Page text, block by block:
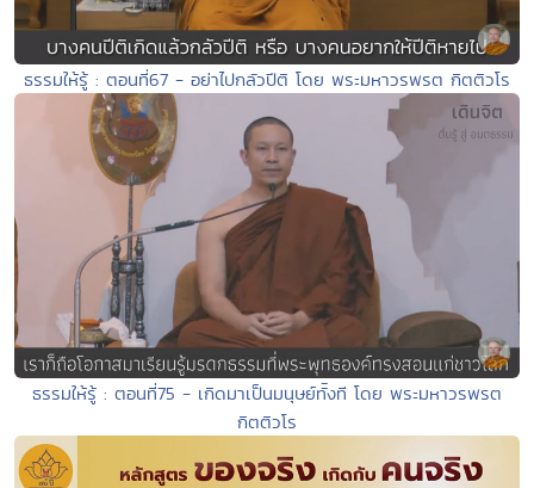
ธรรมให้รู้ : ตอนที่67 - อย่าไปกลัวปีติ โดย พระมหาวรพรต กิตติวโร
ธรรมให้รู้ : ตอนที่75 - เกิดมาเป็นมนุษย์ทัังที โดย พระมหาวรพรต
กิตติวโร